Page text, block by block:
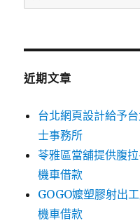
尋
鍵
近期文章
台北網頁設計給予
士事務所
苓雅區當舖提供腹
機車借款
GOGO嬤塑膠射出
機車借款